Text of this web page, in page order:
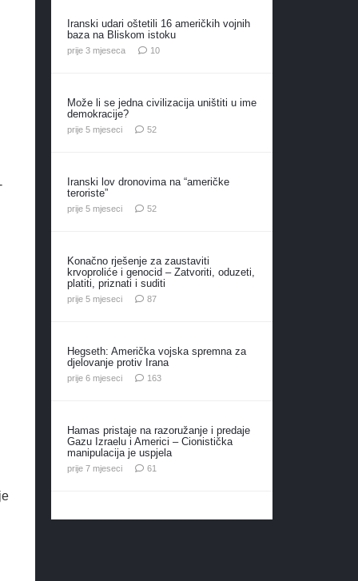
Iranski udari oštetili 16 američkih vojnih
baza na Bliskom istoku
prije 3 mjeseca 10komentara
Može li se jedna civilizacija uništiti u ime
demokracije?
prije 5 mjeseci 52komentara
Iranski lov dronovima na “američke
teroriste”
prije 5 mjeseci 52komentara
Konačno rješenje za zaustaviti
krvoproliće i genocid – Zatvoriti, oduzeti,
platiti, priznati i suditi
prije 5 mjeseci 87komentara
Hegseth: Američka vojska spremna za
djelovanje protiv Irana
prije 6 mjeseci 163komentara
Hamas pristaje na razoružanje i predaje
Gazu Izraelu i Americi – Cionistička
manipulacija je uspjela
prije 7 mjeseci 61